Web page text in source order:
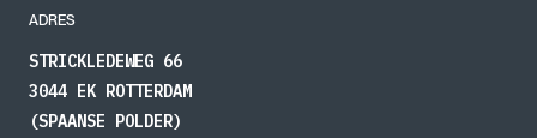
ADRES
STRICKLEDEWEG 66
3044 EK ROTTERDAM
(SPAANSE POLDER)